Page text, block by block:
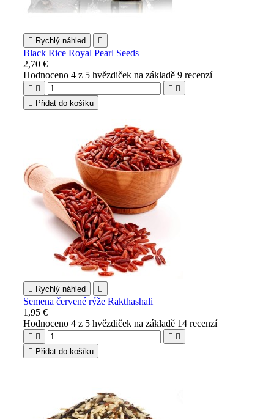
 Rychlý náhled 
Black Rice Royal Pearl Seeds
2,70 €
Hodnoceno4 z 5 hvězdiček na základě9 recenzí
   
 Přidat do košíku
 Rychlý náhled 
Semena červené rýže Rakthashali
1,95 €
Hodnoceno4 z 5 hvězdiček na základě 14 recenzí
   
 Přidat do košíku